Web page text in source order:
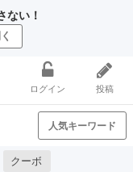
ない！
ログイン 投稿
人気キーワード
クーボ